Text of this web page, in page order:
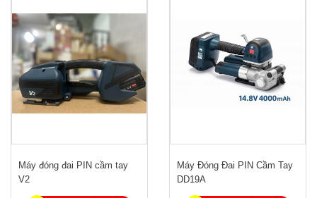
Máy đóng đai PIN cầm tay
V2
Máy Đóng Đai PIN Cầm Tay
DD19A